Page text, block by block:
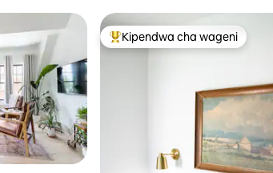
Kipendwa maarufu cha wageni
Kipendwa cha wageni